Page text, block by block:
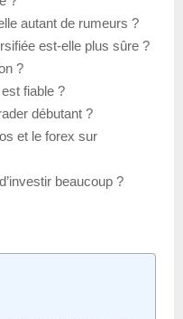
autant de rumeurs ?
est-elle plus sûre ?
?
fiable ?
débutant ?
et le forex sur
beaucoup ?